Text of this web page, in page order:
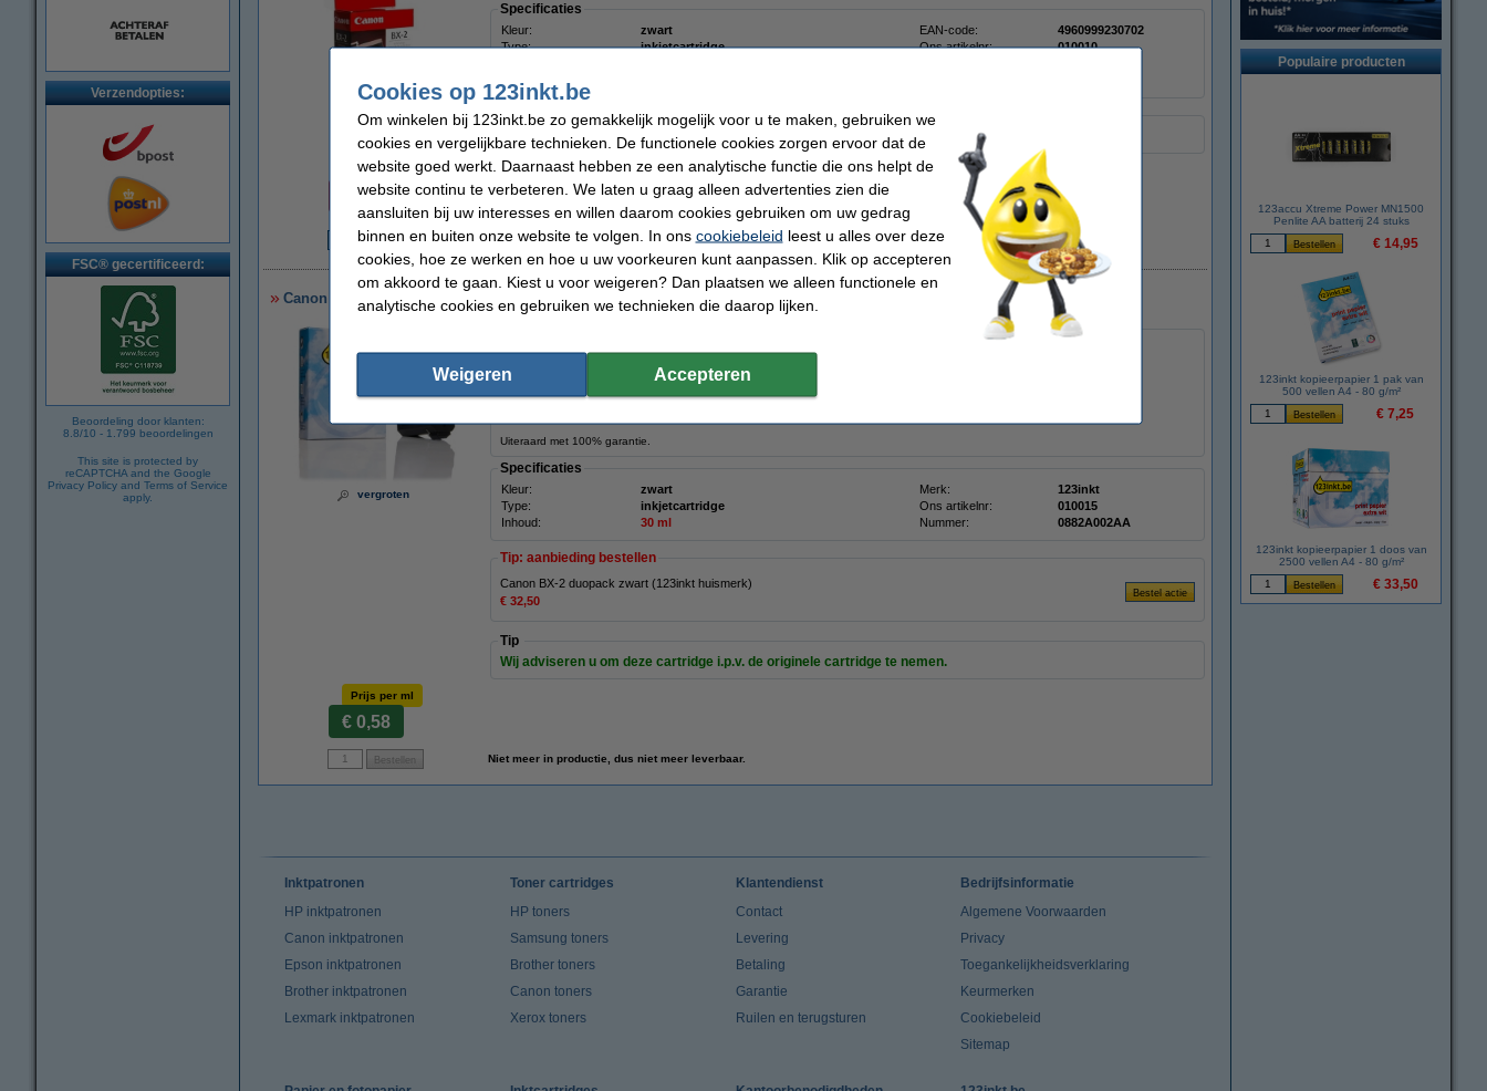
Verzendopties:
FSC® gecertificeerd:
Beoordeling door klanten:
8.8/10 - 1.799 beoordelingen
This site is protected by
reCAPTCHA and the Google
Privacy Policy and Terms of Service
apply.
vergroten
Specificaties
Kleur: zwart EAN-code:
4960999230702
Type:
inkjetcartridge Ons artikelnr:
010010
Tip
Wij adviseren u om i.p.v. deze cartridge het 123inkt huismerk te nemen.
Prijs per ml
€ 0,91
€ 24,50
€ 20,25 excl. 21% btw Beperkte voorraad
Canon BX-2 inktcartridge zwart (123inkt huismerk)
vergroten
Bespaar35,7%op uw inkt (zonder kwaliteitsverlies)!
123inkt huismerk cartridge zwart, inhoud:30 ml
Uiteraard met 100% garantie.
Specificaties
Kleur: zwart Merk:
123inkt
Type:
inkjetcartridge Ons artikelnr:
010015
Inhoud:
30 ml Nummer: 0882A002AA
Tip: aanbieding bestellen
Canon BX-2 duopack zwart (123inkt huismerk)
€ 32,50
Tip
Wij adviseren u om deze cartridge i.p.v. de originele cartridge te nemen.
Prijs per ml
€ 0,58
Niet meer in productie, dus niet meer leverbaar.
Populaire producten
123accu Xtreme Power MN1500
Penlite AA batterij 24 stuks
€ 14,95
123inkt kopieerpapier 1 pak van
500 vellen A4 - 80 g/m²
€ 7,25
123inkt kopieerpapier 1 doos van
2500 vellen A4 - 80 g/m²
€ 33,50
Inktpatronen
HP inktpatronen
Canon inktpatronen
Epson inktpatronen
Brother inktpatronen
Lexmark inktpatronen
Toner cartridges
HP toners
Samsung toners
Brother toners
Canon toners
Xerox toners
Klantendienst
Contact
Levering
Betaling
Garantie
Ruilen en terugsturen
Bedrijfsinformatie
Algemene Voorwaarden
Privacy
Toegankelijkheidsverklaring
Keurmerken
Cookiebeleid
Sitemap
Cookies op 123inkt.be
Om winkelen bij 123inkt.be zo gemakkelijk mogelijk voor u te maken, gebruiken we
cookies en vergelijkbare technieken. De functionele cookies zorgen ervoor dat de
website goed werkt. Daarnaast hebben ze een analytische functie die ons helpt de
website continu te verbeteren. We laten u graag alleen advertenties zien die
aansluiten bij uw interesses en willen daarom cookies gebruiken om uw gedrag
binnen en buiten onze website te volgen. In ons cookiebeleid leest u alles over deze
cookies, hoe ze werken en hoe u uw voorkeuren kunt aanpassen. Klik op accepteren
om akkoord te gaan. Kiest u voor weigeren? Dan plaatsen we alleen functionele en
analytische cookies en gebruiken we technieken die daarop lijken.
Weigeren Accepteren